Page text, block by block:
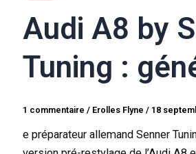
Audi A8 by
Tuning :
1 commentaire / Erolles Flyne/ 18
e préparateur allemand Senner